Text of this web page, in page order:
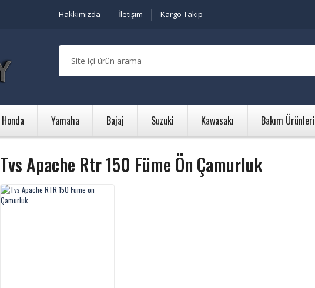
Hakkımızda İletişim Kargo Takip
Honda Yamaha Bajaj Suzuki Kawasakı Bakım Ürünleri
Tvs Apache Rtr 150 Füme Ön Çamurluk